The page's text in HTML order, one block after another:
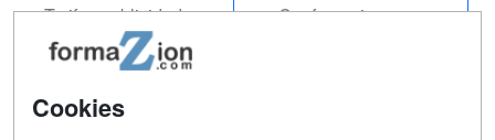
Tarifas publicidad
Acceso Usuarios
Acceso Centros
Conferencias
Cookies